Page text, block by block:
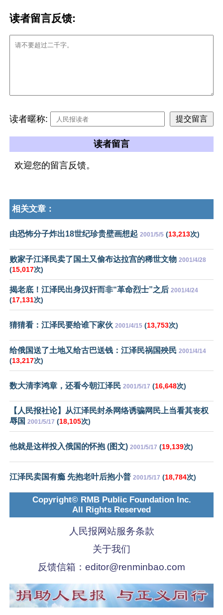
读者留言反馈:
读者暱称:
读者留言
欢迎您的留言反馈。
相关文章：
由恐怖分子炸出18世纪珍贵壁画想起 2001/5/5 (13,213次)
败家子江泽民卖了国土又偷布达拉宫的稀世文物 2001/4/28
(15,017次)
揭老底！江泽民出身汉奸而非“革命烈士”之后 2001/4/24
(17,131次)
猜猜看：江泽民要给谁下家伙 2001/4/15 (13,753次)
给俄国送了土地又给古巴送钱：江泽民祸国殃民 2001/4/14
(13,217次)
数大清李鸿章，还看今朝江泽民 2001/5/17 (16,648次)
【人民报社论】从江泽民封杀网络诱骗网民上当看其丧权
辱国 2001/5/17 (18,105次)
他就是这样投入俄国的怀抱 (图文) 2001/5/17 (19,139次)
江泽民卖国有瘾 先抱老叶后抱小普 2001/5/17 (18,784次)
Copyright© RMB Public Foundation Inc.
All Rights Reserved
人民报网站服务条款
关于我们
反馈信箱： editor@renminbao.com